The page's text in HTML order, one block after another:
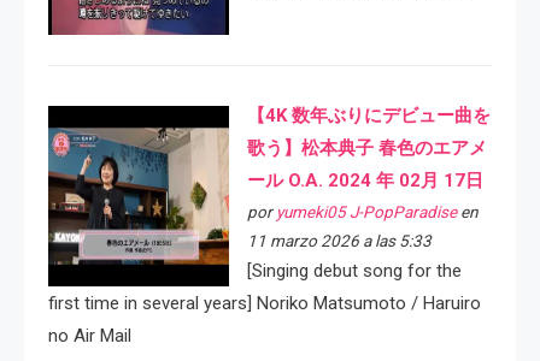
【4K 数年ぶりにデビュー曲を
歌う】松本典子 春色のエアメ
ール O.A. 2024 年 02月 17日
por yumeki05 J-PopParadiseen
11 marzo 2026 a las 5:33
[Singing debut song for the
first time in several years] Noriko Matsumoto / Haruiro
no Air Mail